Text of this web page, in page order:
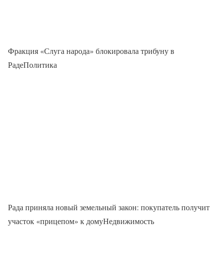
Фракция «Слуга народа» блокировала трибуну в
РадеПолитика
Рада приняла новый земельный закон: покупатель получит
участок «прицепом» к домуНедвижимость